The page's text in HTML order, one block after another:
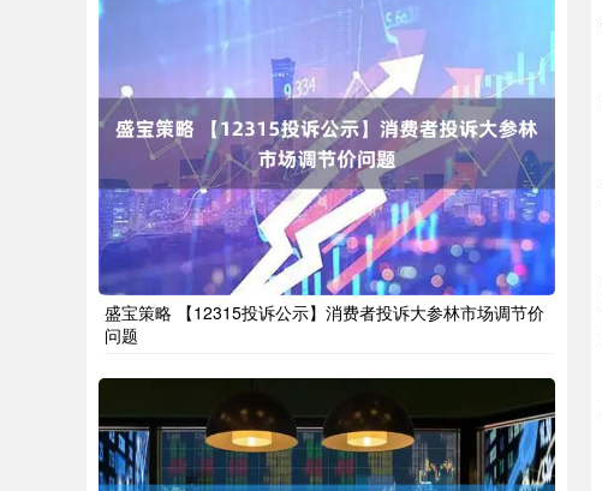
盛宝策略 【12315投诉公示】消费者投诉大参林市场调节价
问题